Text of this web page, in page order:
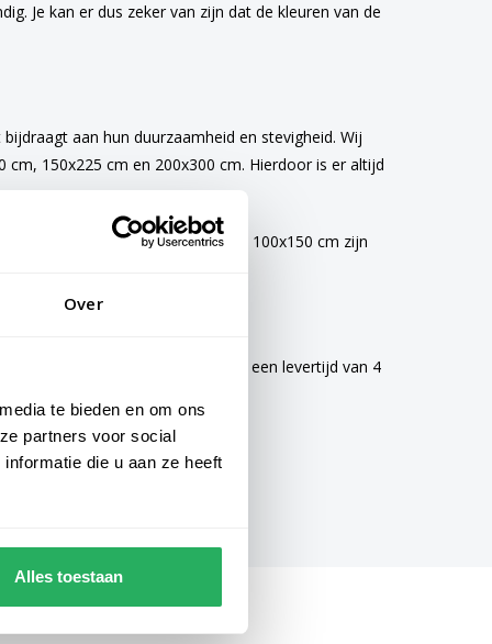
Over
te bieden en om ons
partners voor social
die u aan ze heeft
Alles toestaan
Je kan er dus zeker van zijn dat de kleuren van de
aan hun duurzaamheid en stevigheid. Wij
150x225 cm en 200x300 cm. Hierdoor is er altijd
van 40x60 cm, 70x100 cm en 100x150 cm zijn
zorg gemaakt en hebben een levertijd van 4